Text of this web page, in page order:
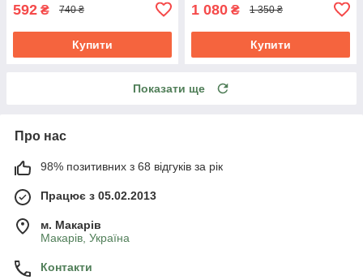
592 ₴ 740 ₴
Купити
1 080 ₴ 1 350 ₴
Купити
Показати ще
Про нас
98% позитивних з 68 відгуків за рік
Працює з 05.02.2013
м. Mакарів
Mакарів, Україна
Контакти